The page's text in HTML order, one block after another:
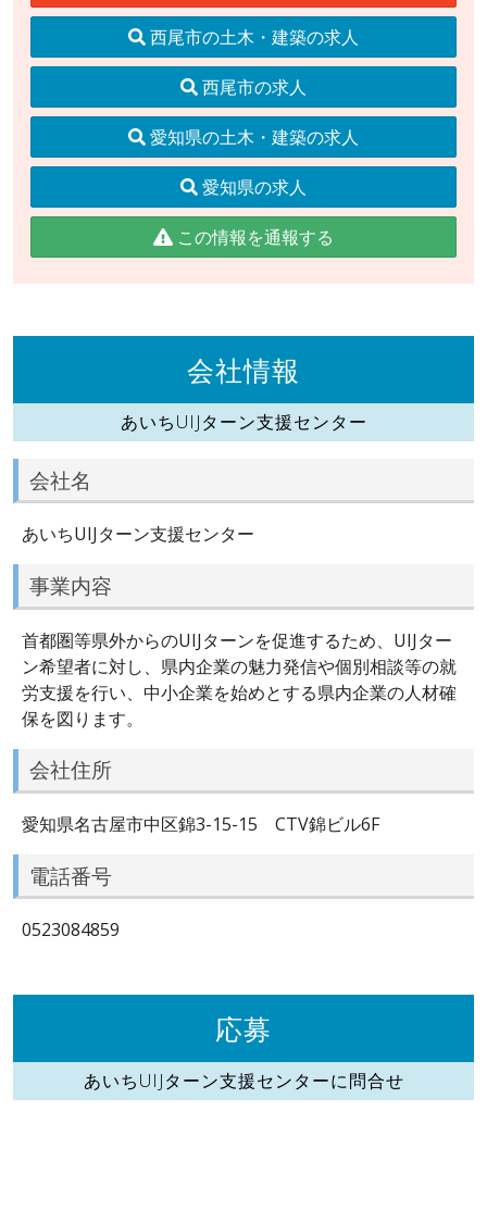
西尾市の土木・建築の求人
西尾市の求人
愛知県の土木・建築の求人
愛知県の求人
この情報を通報する
会社情報
あいちUIJターン支援センター
会社名
あいちUIJターン支援センター
事業内容
首都圏等県外からのUIJターンを促進するため、UIJター
ン希望者に対し、県内企業の魅力発信や個別相談等の就
労支援を行い、中小企業を始めとする県内企業の人材確
保を図ります。
会社住所
愛知県名古屋市中区錦3-15-15 CTV錦ビル6F
電話番号
0523084859
応募
あいちUIJターン支援センターに問合せ